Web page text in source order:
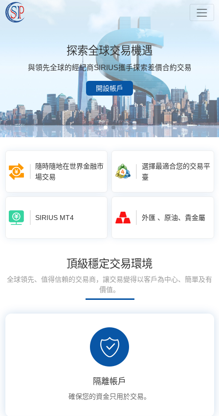
探索全球交易機遇
與領先全球的經紀商SIRIUS攜手探索差價合約交易
開設帳戶
隨時隨地在世界金融市
場交易
選擇最適合您的交易平
臺
SIRIUS MT4 外匯 、原油、貴金屬
頂級穩定交易環境
全球領先、值得信賴的交易商，讓交易變得以客戶為中心、簡單及有
價值。
隔離帳戶
確保您的資金只用於交易。